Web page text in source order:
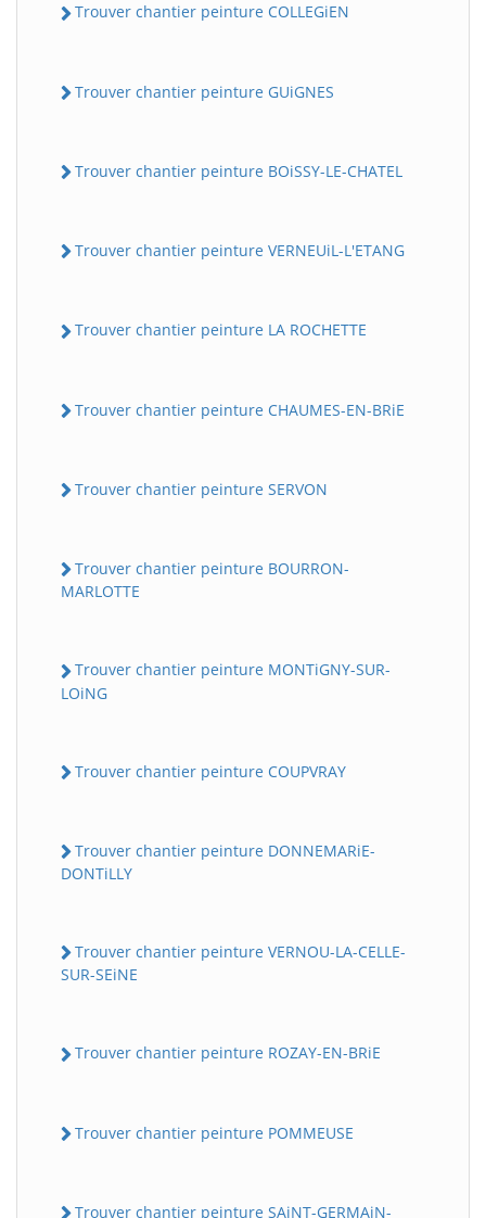
Trouver chantier peinture COLLEGiEN
Trouver chantier peinture GUiGNES
Trouver chantier peinture BOiSSY-LE-CHATEL
Trouver chantier peinture VERNEUiL-L'ETANG
Trouver chantier peinture LA ROCHETTE
Trouver chantier peinture CHAUMES-EN-BRiE
Trouver chantier peinture SERVON
Trouver chantier peinture BOURRON-
MARLOTTE
Trouver chantier peinture MONTiGNY-SUR-
LOiNG
Trouver chantier peinture COUPVRAY
Trouver chantier peinture DONNEMARiE-
DONTiLLY
Trouver chantier peinture VERNOU-LA-CELLE-
SUR-SEiNE
Trouver chantier peinture ROZAY-EN-BRiE
Trouver chantier peinture POMMEUSE
Trouver chantier peinture SAiNT-GERMAiN-